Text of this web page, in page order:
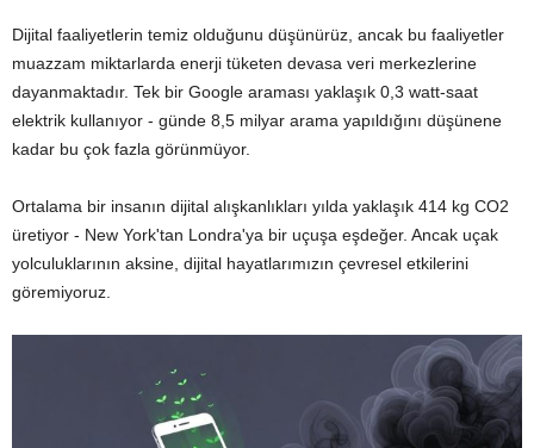
Dijital faaliyetlerin temiz olduğunu düşünürüz, ancak bu faaliyetler
muazzam miktarlarda enerji tüketen devasa veri merkezlerine
dayanmaktadır. Tek bir Google araması yaklaşık 0,3 watt-saat
elektrik kullanıyor - günde 8,5 milyar arama yapıldığını düşünene
kadar bu çok fazla görünmüyor.
Ortalama bir insanın dijital alışkanlıkları yılda yaklaşık 414 kg CO2
üretiyor - New York'tan Londra'ya bir uçuşa eşdeğer. Ancak uçak
yolculuklarının aksine, dijital hayatlarımızın çevresel etkilerini
göremiyoruz.